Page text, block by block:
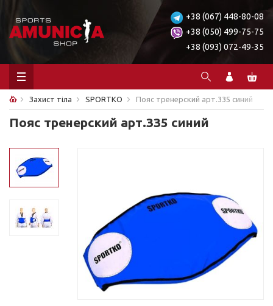
+38 (067) 448-80-08
+38 (050) 499-75-75
+38 (093) 072-49-35
Захист тіла SPORTKO Пояс тренерский арт.335 синий
Пояс тренерский арт.335 синий